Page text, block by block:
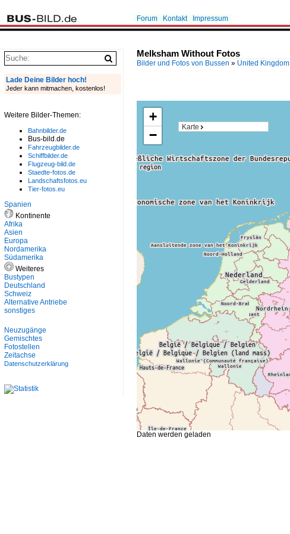
Forum Kontakt Impressum
Melksham Without Fotos
Bilder und Fotos von Bussen » United Kingdom
Karte
+
−
Daten werden geladen
Lade Deine Bilder hoch!
Jeder kann mitmachen, kostenlos!
Weitere Bilder-Themen:
Bahnbilder.de
Bus-bild.de
Fahrzeugbilder.de
Schiffbilder.de
Flugzeug-bild.de
Staedte-fotos.de
Landschaftsfotos.eu
Tier-fotos.eu
Spanien
Kontinente
Afrika
Asien
Europa
Nordamerika
Südamerika
Weiteres
Bustypen
Deutschland
Schweiz
Alternative Antriebe
sonstiges
Neuzugänge
Gemischtes
Fotostellen
Zeitachse
Datenschutzerklärung